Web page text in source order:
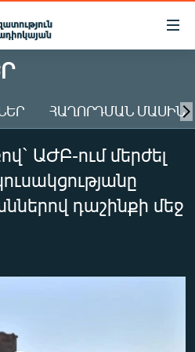
ՀԱՂՈՐԴՄԱՆ ՄԱՍԻՆ
ԱԺԲ-ում մերժել
դաշինքի մեջ